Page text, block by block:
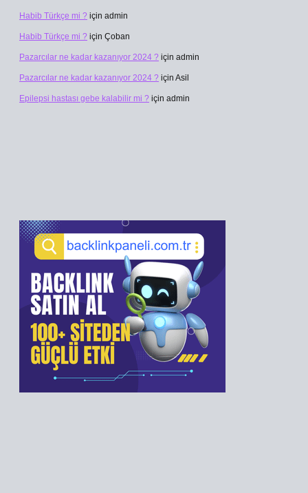
Habib Türkçe mi ? için admin
Habib Türkçe mi ? için Çoban
Pazarcılar ne kadar kazanıyor 2024 ? için admin
Pazarcılar ne kadar kazanıyor 2024 ? için Asil
Epilepsi hastası gebe kalabilir mi ? için admin